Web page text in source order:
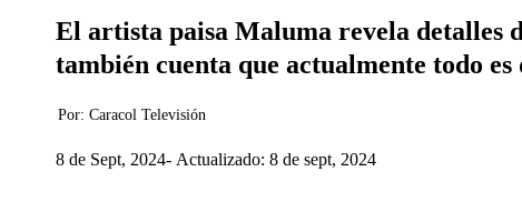
El artista paisa Maluma revela detalles
también cuenta que actualmente todo
Por: Caracol Televisión
8 de Sept, 2024 Actualizado: 8 de sept, 2024